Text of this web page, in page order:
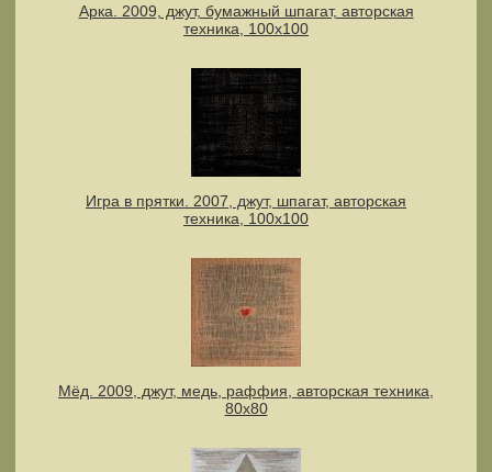
Арка. 2009, джут, бумажный шпагат, авторская
техника, 100х100
Игра в прятки. 2007, джут, шпагат, авторская
техника, 100х100
Мёд. 2009, джут, медь, раффия, авторская техника,
80х80